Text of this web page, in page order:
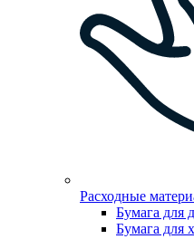
Расходные
Бумага для
Бумага для